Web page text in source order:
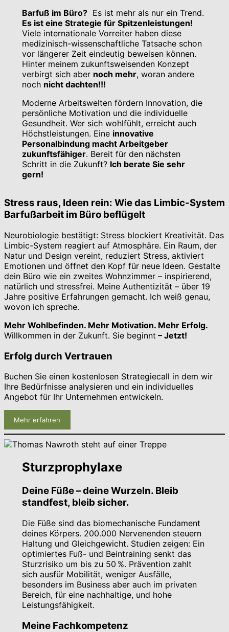
Barfuß im Büro?Es ist mehr als nur ein Trend.
Es ist eine Strategie für Spitzenleistungen!
Viele internationale Vorreiter haben diese
medizinisch-wissenschaftliche Tatsache schon
vor längerer Zeit eindeutig beweisen können.
Hinter meinem zukunftsweisenden Konzept
verbirgt sich aber noch mehr, woran andere
noch nicht dachten!!!
Moderne Arbeitswelten fördern Innovation, die
persönliche Motivation und die individuelle
Gesundheit. Wer sich wohlfühlt, erreicht auch
Höchstleistungen. Eine innovative
Personalbindung macht Arbeitgeber
zukunftsfähiger. Bereit für den nächsten
Schritt in die Zukunft? Ich berate Sie sehr
gern!
Stress raus, Ideen rein: Wie das Limbic-System
Barfußarbeit im Büro beflügelt
Neurobiologie bestätigt: Stress blockiert Kreativität. Das
Limbic-System reagiert auf Atmosphäre. Ein Raum, der
Natur und Design vereint, reduziert Stress, aktiviert
Emotionen und öffnet den Kopf für neue Ideen. Gestalte
dein Büro wie ein zweites Wohnzimmer – inspirierend,
natürlich und stressfrei. Meine Authentizität – über 19
Jahre positive Erfahrungen gemacht. Ich weiß genau,
wovon ich spreche.
Mehr Wohlbefinden. Mehr Motivation. Mehr Erfolg.
Willkommen in der Zukunft. Sie beginnt – Jetzt!
Erfolg durch Vertrauen
Buchen Sie einen kostenlosen Strategiecall in dem wir
Ihre Bedürfnisse analysieren und ein individuelles
Angebot für Ihr Unternehmen entwickeln.
Mehr erfahren
Sturzprophylaxe
Deine Füße – deine Wurzeln. Bleib
standfest, bleib sicher.
Die Füße sind das biomechanische Fundament
deines Körpers. 200.000 Nervenenden steuern
Haltung und Gleichgewicht. Studien zeigen: Ein
optimiertes Fuß- und Beintraining senkt das
Sturzrisiko um bis zu 50 %. Prävention zahlt
sich ausfür Mobilität, weniger Ausfälle,
besonders im Business aber auch im privaten
Bereich, für eine nachhaltige, und hohe
Leistungsfähigkeit.
Meine Fachkompetenz